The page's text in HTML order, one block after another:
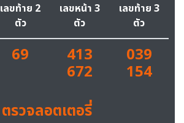
เลขท้าย 2
ตัว
เลขหน้า 3
ตัว
เลขท้าย 3
ตัว
69 413
672
039
154
ตรวจลอตเตอรี่